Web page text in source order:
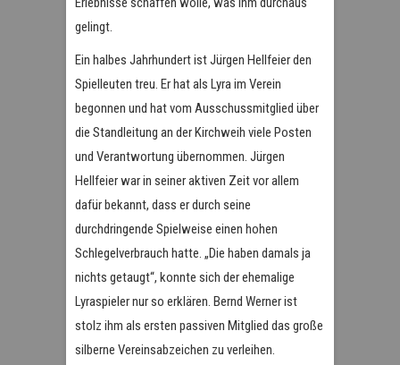
gelingt.
Ein halbes Jahrhundert ist Jürgen Hellfeier den
Spielleuten treu. Er hat als Lyra im Verein
begonnen und hat vom Ausschussmitglied über
die Standleitung an der Kirchweih viele Posten
und Verantwortung übernommen. Jürgen
Hellfeier war in seiner aktiven Zeit vor allem
dafür bekannt, dass er durch seine
durchdringende Spielweise einen hohen
Schlegelverbrauch hatte. „Die haben damals ja
nichts getaugt“, konnte sich der ehemalige
Lyraspieler nur so erklären. Bernd Werner ist
stolz ihm als ersten passiven Mitglied das große
silberne Vereinsabzeichen zu verleihen.